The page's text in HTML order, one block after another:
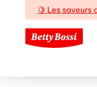
🍋 Les saveurs